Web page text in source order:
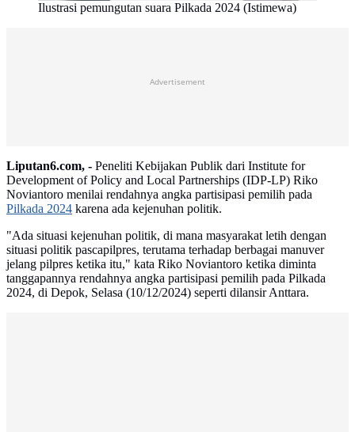
Ilustrasi pemungutan suara Pilkada 2024 (Istimewa)
Advertisement
Liputan6.com, - Peneliti Kebijakan Publik dari Institute for
Development of Policy and Local Partnerships (IDP-LP) Riko
Noviantoro menilai rendahnya angka partisipasi pemilih pada
Pilkada 2024 karena ada kejenuhan politik.
"Ada situasi kejenuhan politik, di mana masyarakat letih dengan
situasi politik pascapilpres, terutama terhadap berbagai manuver
jelang pilpres ketika itu," kata Riko Noviantoro ketika diminta
tanggapannya rendahnya angka partisipasi pemilih pada Pilkada
2024, di Depok, Selasa (10/12/2024) seperti dilansir Anttara.